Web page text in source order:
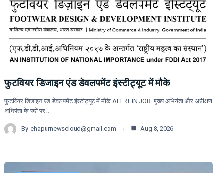
फुटवियर डिजाइन एंड डेवलपमेंट इंस्टीट्यूट में मौके
फुटवियर डिजाइन एंड डेवलपमेंट इंस्टीट्यूट में मौके ALERT IN JOB: मुख्य अभियंता और अधीक्षण
अभियंता के पदों पर…
By ehapurnewscloud@gmail.com Aug 8, 2026